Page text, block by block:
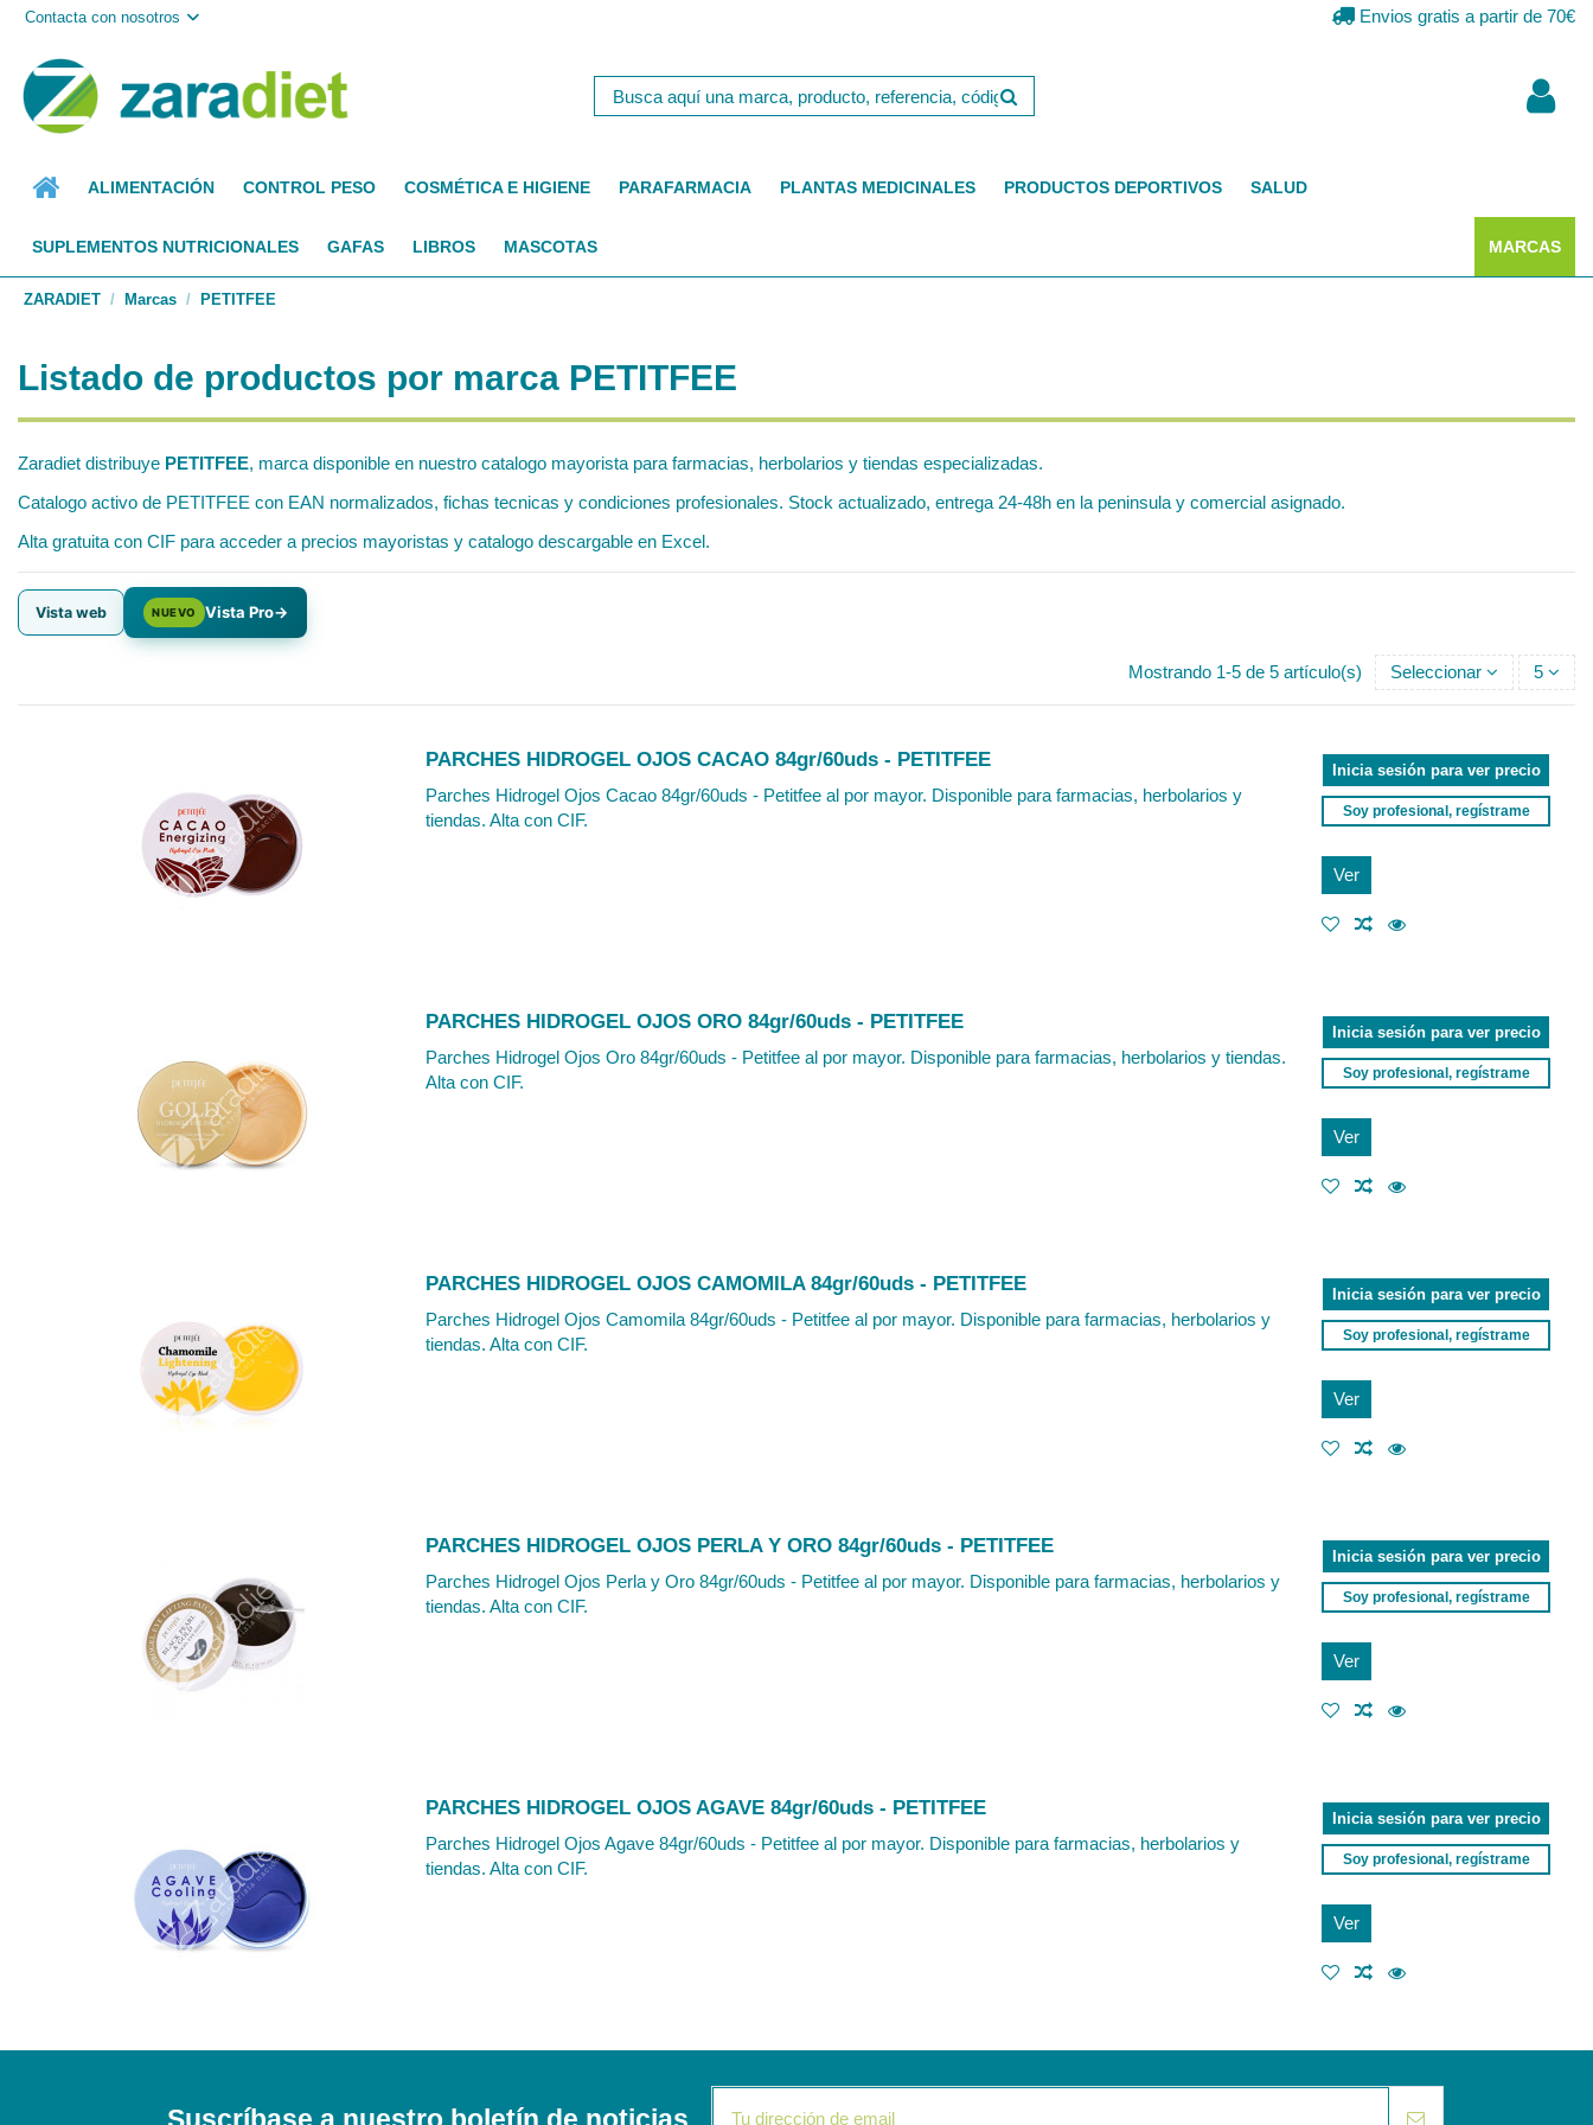
Contacta con nosotros Envios gratis a partir de 70€
ALIMENTACIÓN CONTROL PESO COSMÉTICA E HIGIENE PARAFARMACIA PLANTAS MEDICINALES PRODUCTOS DEPORTIVOS SALUD
SUPLEMENTOS NUTRICIONALES GAFAS LIBROS MASCOTAS MARCAS
ZARADIET Marcas PETITFEE
Listado de productos por marca PETITFEE
Zaradiet distribuye PETITFEE, marca disponible en nuestro catalogo mayorista para farmacias, herbolarios y tiendas especializadas.
Catalogo activo de PETITFEE con EAN normalizados, fichas tecnicas y condiciones profesionales. Stock actualizado, entrega 24-48h en la peninsula y comercial asignado.
Alta gratuita con CIF para acceder a precios mayoristas y catalogo descargable en Excel.
Vista web NUEVO Vista Pro→
Mostrando 1-5 de 5 artículo(s) Seleccionar 5
PARCHES HIDROGEL OJOS CACAO 84gr/60uds - PETITFEE
Parches Hidrogel Ojos Cacao 84gr/60uds - Petitfee al por mayor. Disponible para farmacias, herbolarios y
tiendas. Alta con CIF.
Inicia sesión para ver precio
Soy profesional, regístrame
Ver
PARCHES HIDROGEL OJOS ORO 84gr/60uds - PETITFEE
Parches Hidrogel Ojos Oro 84gr/60uds - Petitfee al por mayor. Disponible para farmacias, herbolarios y tiendas.
Alta con CIF.
Inicia sesión para ver precio
Soy profesional, regístrame
Ver
PARCHES HIDROGEL OJOS CAMOMILA 84gr/60uds - PETITFEE
Parches Hidrogel Ojos Camomila 84gr/60uds - Petitfee al por mayor. Disponible para farmacias, herbolarios y
tiendas. Alta con CIF.
Inicia sesión para ver precio
Soy profesional, regístrame
Ver
PARCHES HIDROGEL OJOS PERLA Y ORO 84gr/60uds - PETITFEE
Parches Hidrogel Ojos Perla y Oro 84gr/60uds - Petitfee al por mayor. Disponible para farmacias, herbolarios y
tiendas. Alta con CIF.
Inicia sesión para ver precio
Soy profesional, regístrame
Ver
PARCHES HIDROGEL OJOS AGAVE 84gr/60uds - PETITFEE
Parches Hidrogel Ojos Agave 84gr/60uds - Petitfee al por mayor. Disponible para farmacias, herbolarios y
tiendas. Alta con CIF.
Inicia sesión para ver precio
Soy profesional, regístrame
Ver